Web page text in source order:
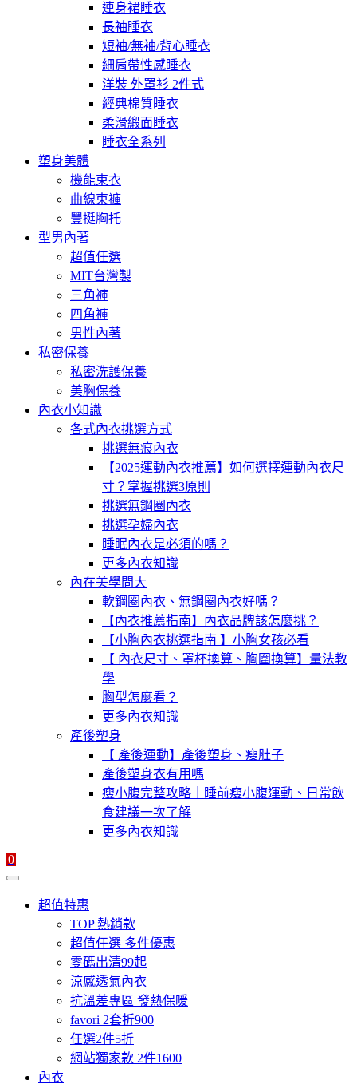
連身裙睡衣
長袖睡衣
短袖/無袖/背心睡衣
細肩帶性感睡衣
洋裝 外罩衫 2件式
經典棉質睡衣
柔滑緞面睡衣
睡衣全系列
塑身美體
機能束衣
曲線束褲
豐挺胸托
型男內著
超值任選
MIT台灣製
三角褲
四角褲
男性內著
私密保養
私密洗護保養
美胸保養
內衣小知識
各式內衣挑選方式
挑選無痕內衣
【2025運動內衣推薦】如何選擇運動內衣尺
寸？掌握挑選3原則
挑選無鋼圈內衣
挑選孕婦內衣
睡眠內衣是必須的嗎？
更多內衣知識
內在美學問大
軟鋼圈內衣、無鋼圈內衣好嗎？
【內衣推薦指南】內衣品牌該怎麼挑？
【小胸內衣挑選指南 】小胸女孩必看
【 內衣尺寸、罩杯換算、胸圍換算】量法教
學
胸型怎麼看？
更多內衣知識
產後塑身
【 產後運動】產後塑身、瘦肚子
產後塑身衣有用嗎
瘦小腹完整攻略｜睡前瘦小腹運動、日常飲
食建議一次了解
更多內衣知識
0
超值特惠
TOP 熱銷款
超值任選 多件優惠
零碼出清99起
涼感透氣內衣
抗溫差專區 發熱保暖
favori 2套折900
任選2件5折
網站獨家款 2件1600
內衣